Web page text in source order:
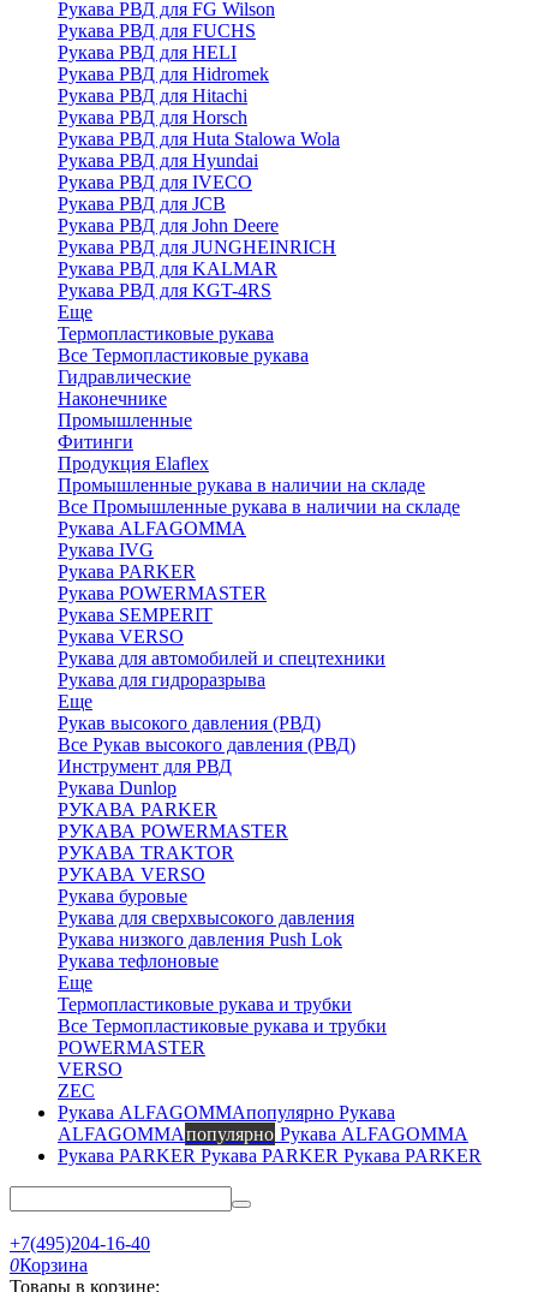
Рукава РВД для FG Wilson
Рукава РВД для FUCHS
Рукава РВД для HELI
Рукава РВД для Hidromek
Рукава РВД для Hitachi
Рукава РВД для Horsch
Рукава РВД для Huta Stalowa Wola
Рукава РВД для Hyundai
Рукава РВД для IVECO
Рукава РВД для JCB
Рукава РВД для John Deere
Рукава РВД для JUNGHEINRICH
Рукава РВД для KALMAR
Рукава РВД для KGT-4RS
Еще
Термопластиковые рукава
Все Термопластиковые рукава
Гидравлические
Наконечнике
Промышленные
Фитинги
Продукция Elaflex
Промышленные рукава в наличии на складе
Все Промышленные рукава в наличии на складе
Рукава ALFAGOMMA
Рукава IVG
Рукава PARKER
Рукава POWERMASTER
Рукава SEMPERIT
Рукава VERSO
Рукава для автомобилей и спецтехники
Рукава для гидроразрыва
Еще
Рукав высокого давления (РВД)
Все Рукав высокого давления (РВД)
Инструмент для РВД
Рукава Dunlop
РУКАВА PARKER
РУКАВА POWERMASTER
РУКАВА TRAKTOR
РУКАВА VERSO
Рукава буровые
Рукава для сверхвысокого давления
Рукава низкого давления Push Lok
Рукава тефлоновые
Еще
Термопластиковые рукава и трубки
Все Термопластиковые рукава и трубки
POWERMASTER
VERSO
ZEC
Рукава
ALFAGOMMAпопулярно Рукава ALFAGOMMA
Рукава PARKER Рукава PARKER
+7(495)204-16-40
0Корзина
Товары в корзине: